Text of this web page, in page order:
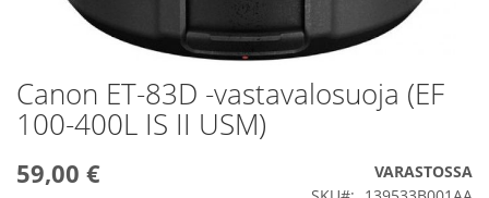
Canon ET-83D -vastavalosuoja (EF
100-400L IS II USM)
59,00 €
VARASTOSSA
Skip
to
the
of